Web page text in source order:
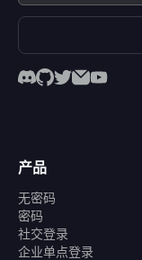
产品
无密码
密码
社交登录
企业单点登录